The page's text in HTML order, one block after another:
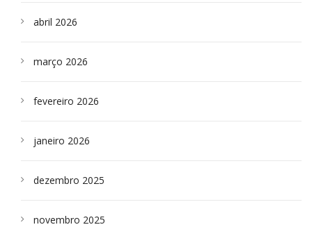
abril 2026
março 2026
fevereiro 2026
janeiro 2026
dezembro 2025
novembro 2025